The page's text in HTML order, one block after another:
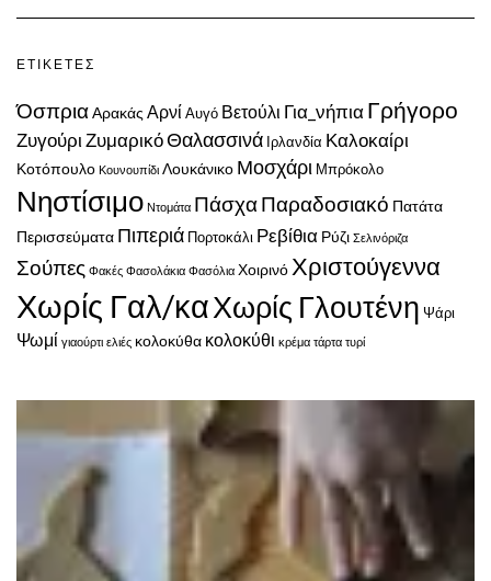
ΕΤΙΚΈΤΕΣ
ΌσπριαΑρακάς ΑρνίΑυγό Βετούλι Για_νήπιαΓρήγορο
ΖυγούριΖυμαρικόΘαλασσινά Ιρλανδία Καλοκαίρι
Κοτόπουλο Κουνουπίδι Λουκάνικο Μοσχάρι Μπρόκολο
Νηστίσιμο Ντομάτα ΠάσχαΠαραδοσιακό Πατάτα
Περισσεύματα Πιπεριά Πορτοκάλι Ρεβίθια Ρύζι Σελινόριζα
Σούπες Φακές Φασολάκια Φασόλια Χοιρινό Χριστούγεννα
Χωρίς Γαλ/καΧωρίς Γλουτένη Ψάρι
Ψωμί γιαούρτι ελιές κολοκύθα κολοκύθι κρέμα τάρτα τυρί